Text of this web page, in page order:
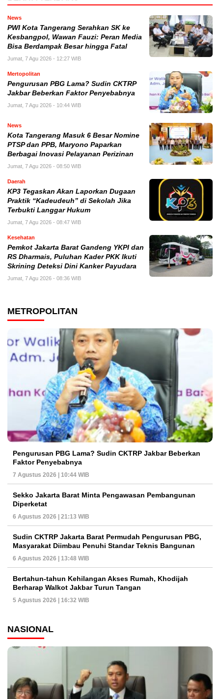
News
PWI Kota Tangerang Serahkan SK ke
Kesbangpol, Wawan Fauzi: Peran Media
Bisa Berdampak Besar hingga Fatal
Jumat, 7 Agu 2026 - 12:27 WIB
Mertopolitan
Pengurusan PBG Lama? Sudin CKTRP
Jakbar Beberkan Faktor Penyebabnya
Jumat, 7 Agu 2026 - 10:44 WIB
News
Kota Tangerang Masuk 6 Besar Nomine
PTSP dan PPB, Maryono Paparkan
Berbagai Inovasi Pelayanan Perizinan
Jumat, 7 Agu 2026 - 08:50 WIB
Daerah
KP3 Tegaskan Akan Laporkan Dugaan
Praktik “Kadeudeuh” di Sekolah Jika
Terbukti Langgar Hukum
Jumat, 7 Agu 2026 - 08:47 WIB
Kesehatan
Pemkot Jakarta Barat Gandeng YKPI dan
RS Dharmais, Puluhan Kader PKK Ikuti
Skrining Deteksi Dini Kanker Payudara
Jumat, 7 Agu 2026 - 08:36 WIB
METROPOLITAN
Pengurusan PBG Lama? Sudin CKTRP Jakbar Beberkan
Faktor Penyebabnya
7 Agustus 2026 | 10:44 WIB
Sekko Jakarta Barat Minta Pengawasan Pembangunan
Diperketat
6 Agustus 2026 | 21:13 WIB
Sudin CKTRP Jakarta Barat Permudah Pengurusan PBG,
Masyarakat Diimbau Penuhi Standar Teknis Bangunan
6 Agustus 2026 | 13:48 WIB
Bertahun-tahun Kehilangan Akses Rumah, Khodijah
Berharap Walkot Jakbar Turun Tangan
5 Agustus 2026 | 16:32 WIB
NASIONAL